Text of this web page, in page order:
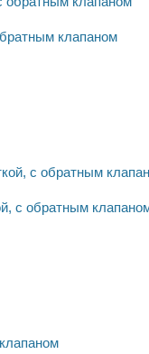
клапаном
с обратным